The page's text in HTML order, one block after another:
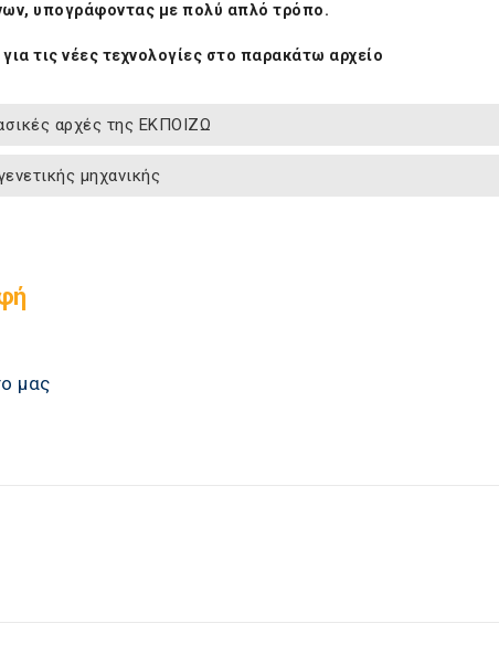
υπογράφοντας με πολύ απλό τρόπο.
τις νέες τεχνολογίες στο παρακάτω αρχείο
αρχές της ΕΚΠΟΙΖΩ
μηχανικής
μας